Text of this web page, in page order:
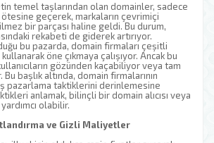
temel taşlarından olan domainler, sadece
geçerek, markaların çevrimiçi
bir parçası haline geldi. Bu durum,
rekabeti de giderek artırıyor.
bu pazarda, domain firmaları çeşitli
öne çıkmaya çalışıyor. Ancak bu
gözünden kaçabiliyor veya tam
Bu başlık altında, domain firmalarının
pazarlama taktiklerini derinlemesine
anlamak, bilinçli bir domain alıcısı veya
yardımcı olabilir.
ve Gizli Maliyetler